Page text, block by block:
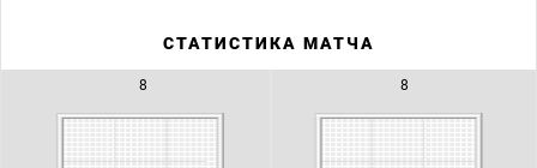
СТАТИСТИКА МАТЧА
8 8